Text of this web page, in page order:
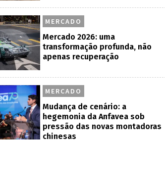
MERCADO
Mercado 2026: uma
transformação profunda, não
apenas recuperação
MERCADO
Mudança de cenário: a
hegemonia da Anfavea sob
pressão das novas montadoras
chinesas